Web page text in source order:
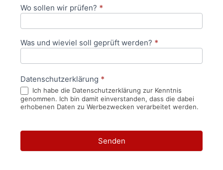
Wo sollen wir prüfen? *
Was und wieviel soll geprüft werden? *
Datenschutzerklärung *
Ich habe die Datenschutzerklärung zur Kenntnis
genommen. Ich bin damit einverstanden, dass die dabei
erhobenen Daten zu Werbezwecken verarbeitet werden.
Senden